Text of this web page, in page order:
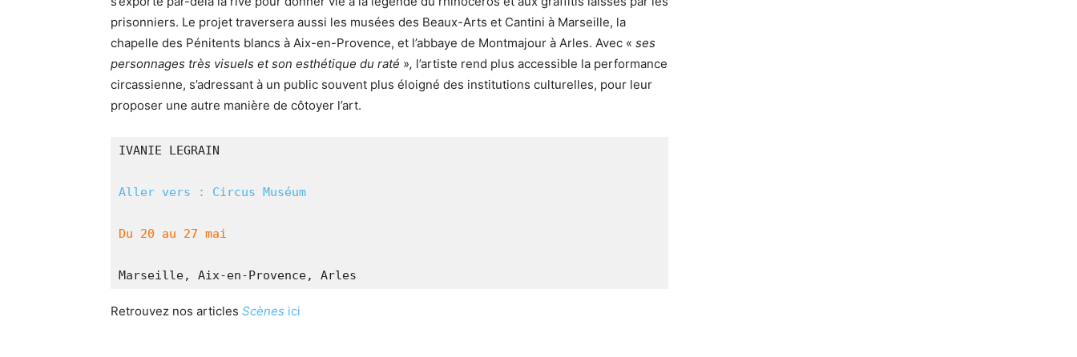
prisonniers. Le projet traversera aussi les musées des Beaux-Arts et Cantini à Marseille, la
chapelle des Pénitents blancs à Aix-en-Provence, et l’abbaye de Montmajour à Arles. Avec « ses
personnages très visuels et son esthétique du raté », l’artiste rend plus accessible la performance
circassienne, s’adressant à un public souvent plus éloigné des institutions culturelles, pour leur
proposer une autre manière de côtoyer l’art.
IVANIE LEGRAIN
Aller vers : Circus Muséum
Du 20 au 27 mai
Marseille, Aix-en-Provence, Arles
Retrouvez nos articles Scènes ici